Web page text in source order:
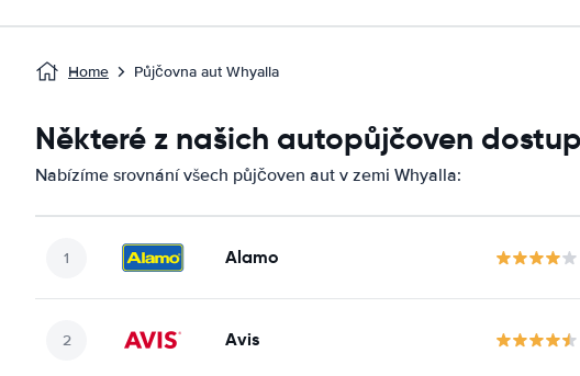
Home Půjčovna aut Whyalla
Některé z našich autopůjčoven
Nabízíme srovnání všech půjčoven aut v zemi Whyalla:
Alamo
Avis